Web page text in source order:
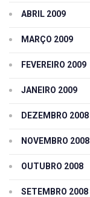
ABRIL 2009
MARÇO 2009
FEVEREIRO 2009
JANEIRO 2009
DEZEMBRO 2008
NOVEMBRO 2008
OUTUBRO 2008
SETEMBRO 2008